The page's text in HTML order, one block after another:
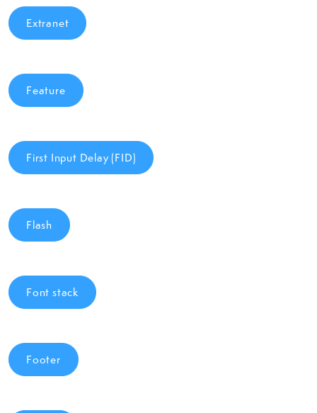
Extranet
Feature
First Input Delay (FID)
Flash
Font stack
Footer